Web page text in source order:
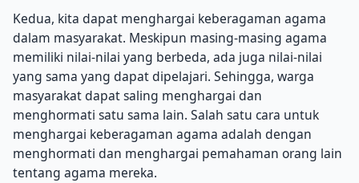
Kedua, kita dapat menghargai keberagaman agama
dalam masyarakat. Meskipun masing-masing agama
memiliki nilai-nilai yang berbeda, ada juga nilai-nilai
yang sama yang dapat dipelajari. Sehingga, warga
masyarakat dapat saling menghargai dan
menghormati satu sama lain. Salah satu cara untuk
menghargai keberagaman agama adalah dengan
menghormati dan menghargai pemahaman orang lain
tentang agama mereka.